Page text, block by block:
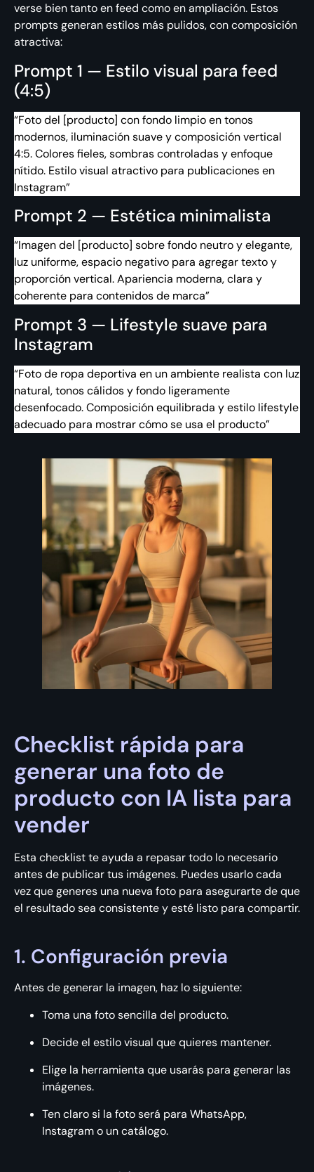
verse bien tanto en feed como en ampliación. Estos
prompts generan estilos más pulidos, con composición
atractiva:
Prompt 1 — Estilo visual para feed
(4:5)
“Foto del [producto] con fondo limpio en tonos
modernos, iluminación suave y composición vertical
4:5. Colores fieles, sombras controladas y enfoque
nítido. Estilo visual atractivo para publicaciones en
Instagram”
Prompt 2 — Estética minimalista
“Imagen del [producto] sobre fondo neutro y elegante,
luz uniforme, espacio negativo para agregar texto y
proporción vertical. Apariencia moderna, clara y
coherente para contenidos de marca”
Prompt 3 — Lifestyle suave para
Instagram
“Foto de ropa deportiva en un ambiente realista con luz
natural, tonos cálidos y fondo ligeramente
desenfocado. Composición equilibrada y estilo lifestyle
adecuado para mostrar cómo se usa el producto”
Checklist rápida para
generar una foto de
producto con IA lista para
vender
Esta checklist te ayuda a repasar todo lo necesario
antes de publicar tus imágenes. Puedes usarlo cada
vez que generes una nueva foto para asegurarte de que
el resultado sea consistente y esté listo para compartir.
1. Configuración previa
Antes de generar la imagen, haz lo siguiente:
Toma una foto sencilla del producto.
Decide el estilo visual que quieres mantener.
Elige la herramienta que usarás para generar las
imágenes.
Ten claro si la foto será para WhatsApp,
Instagram o un catálogo.